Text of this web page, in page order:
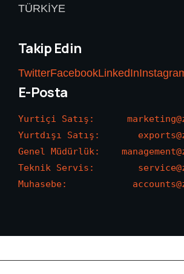
TÜRKİYE
Takip Edin
TwitterFacebookLinkedIn
E-Posta
Yurtiçi Satış:
Yurtdışı Satış:
Genel Müdürlük:
Teknik Servis:
Muhasebe: